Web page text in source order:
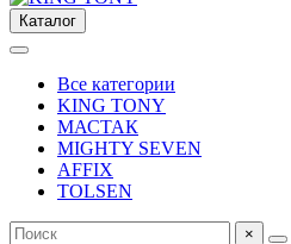
Каталог
Все категории
KING TONY
МАСТАК
MIGHTY SEVEN
AFFIX
TOLSEN
×